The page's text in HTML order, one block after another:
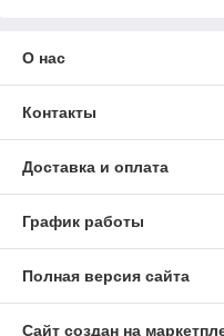
О нас
Контакты
Доставка и оплата
График работы
Полная версия сайта
Сайт создан на